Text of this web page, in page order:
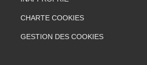
CHARTE COOKIES
GESTION DES COOKIES